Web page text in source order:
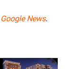
Google News.